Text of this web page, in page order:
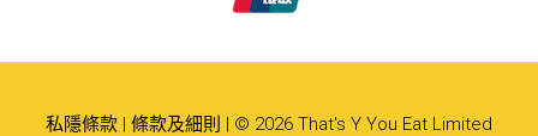
私隱條款 | 條款及細則 | © 2026 That's Y You Eat Limited